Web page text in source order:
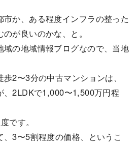
か、ある程度インフラの整った
が良いのかな、と。
域の地域情報ブログなので、当地
2〜3分の中古マンションは、
、2LDKで1,000〜1,500万円程
です。
3〜5割程度の価格、というこ